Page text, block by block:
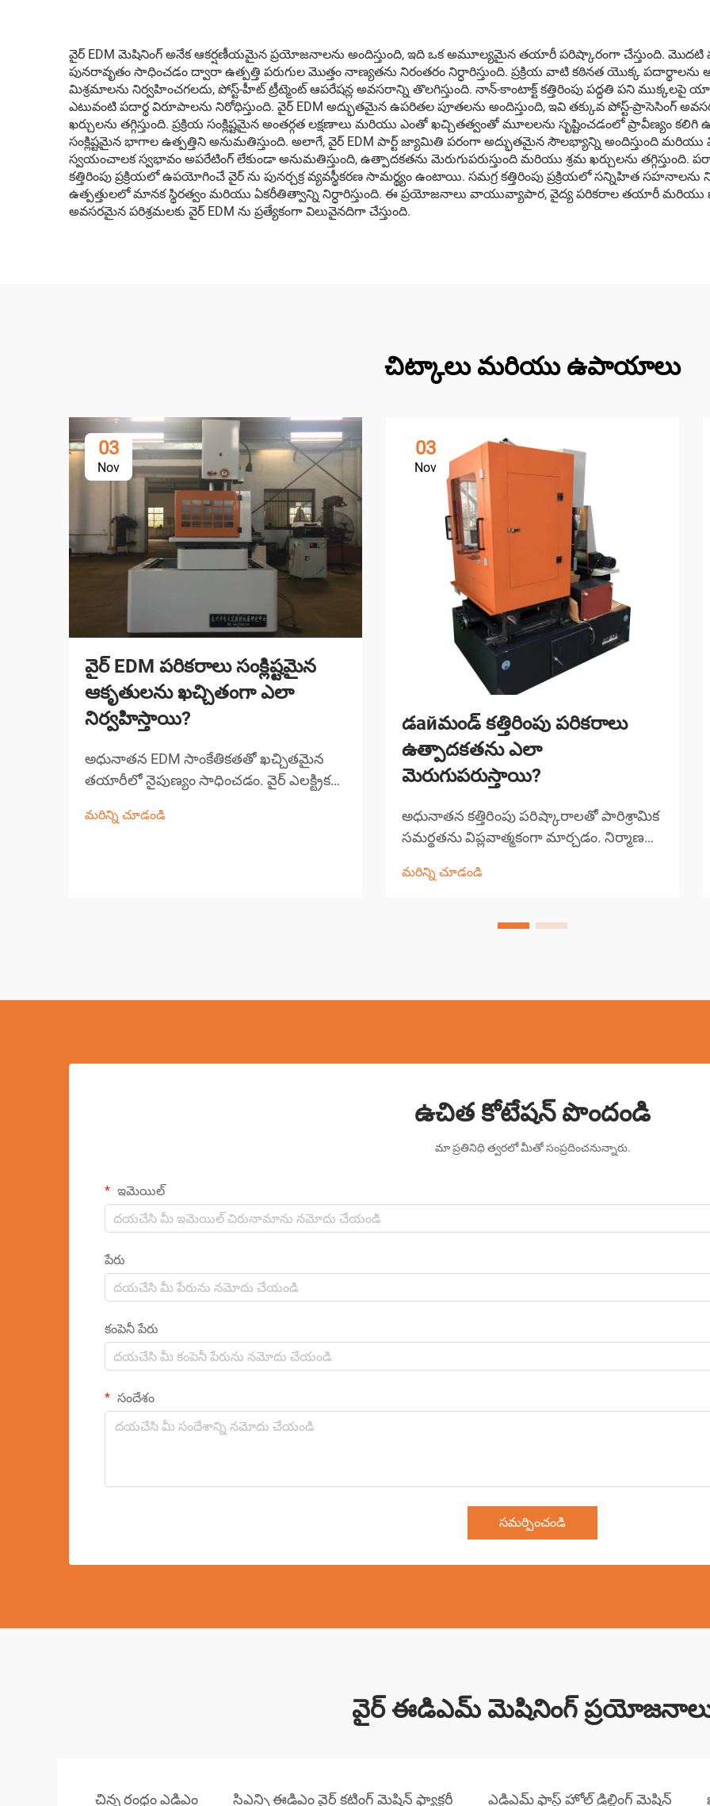
వైర్ EDM మెషినింగ్ అనేక ఆకర్షణీయమైన ప్రయోజనాలను అందిస్తుంది, ఇది ఒక అమూల్యమైన తయారీ పరిష్కారంగా చేస్తుంది.
పునరావృతం సాధించడం ద్వారా ఉత్పత్తి పరుగుల మొత్తం నాణ్యతను నిరంతరం నిర్ధారిస్తుంది. ప్రక్రియ వాటి కఠినత యొక్క
మిశ్రమాలను నిర్వహించగలదు, పోస్ట్-హీట్ ట్రీట్మెంట్ ఆపరేషన్ల అవసరాన్ని తొలగిస్తుంది. నాన్-కాంటాక్ట్ కత్తిరింపు పద్ధతి పని
ఎటువంటి పదార్థ విరూపాలను నిరోధిస్తుంది. వైర్ EDM అద్భుతమైన ఉపరితల పూతలను అందిస్తుంది, ఇవి తక్కువ పోస్ట్-
ఖర్చులను తగ్గిస్తుంది. ప్రక్రియ సంక్లిష్టమైన అంతర్గత లక్షణాలు మరియు ఎంతో ఖచ్చితత్వంతో మూలలను సృష్టించడంలో ప్రావీణ్యం
సంక్లిష్టమైన భాగాల ఉత్పత్తిని అనుమతిస్తుంది. అలాగే, వైర్ EDM పార్ట్ జ్యామితి పరంగా అద్భుతమైన సౌలభ్యాన్ని అందిస్తుంది
స్వయంచాలక స్వభావం అపరేటింగ్ లేకుండా అనుమతిస్తుంది, ఉత్పాదకతను మెరుగుపరుస్తుంది మరియు శ్రమ ఖర్చులను
కత్తిరింపు ప్రక్రియలో ఉపయోగించే వైర్ ను పునర్చక్ర వ్యవస్థీకరణ సామర్థ్యం ఉంటాయి. సమగ్ర కత్తిరింపు ప్రక్రియలో సన్నిహిత
ఉత్పత్తులలో మానక స్థిరత్వం మరియు ఏకరీతిత్వాన్ని నిర్ధారిస్తుంది. ఈ ప్రయోజనాలు వాయువ్యాపార, వైద్య పరికరాల తయారీ
అవసరమైన పరిశ్రమలకు వైర్ EDM ను ప్రత్యేకంగా విలువైనదిగా చేస్తుంది.
చిట్కాలు మరియు ఉపాయాలు
03
Nov
వైర్ EDM పరికరాలు సంక్లిష్టమైన
ఆకృతులను ఖచ్చితంగా ఎలా
నిర్వహిస్తాయి?
అధునాతన EDM సాంకేతికతతో ఖచ్చితమైన
తయారీలో నైపుణ్యం సాధించడం. వైర్ ఎలక్ట్రికల్
తయారీలో ఒక ముఖ్యమైన భాగంగా ఉంది,
మరిన్ని చూడండి
03
Nov
డайమండ్ కత్తిరింపు పరికరాలు
ఉత్పాదకతను ఎలా
మెరుగుపరుస్తాయి?
అధునాతన కత్తిరింపు పరిష్కారాలతో పారిశ్రామిక
సమర్థతను విప్లవాత్మకంగా మార్చడం. నిర్మాణ
ద్వారా గొప్ప మార్పులను చవిచూశాయి, డైమండ్
మరిన్ని చూడండి
ఉచిత కోటేషన్ పొందండి
మా ప్రతినిధి త్వరలో మీతో సంప్రదించనున్నారు.
ఇమెయిల్
పేరు
కంపెనీ పేరు
సందేశం
సమర్పించండి
వైర్ ఈడిఎమ్ మెషినింగ్
చిన్న రంధ్రం ఎడిఎం సిఎన్సి ఈడిఎం వైర్ కటింగ్ మెషిన్ ఫ్యాక్టరీ ఎడిఎమ్ ఫాస్ట్ హోల్ డ్రిల్లింగ్ మెషిన్